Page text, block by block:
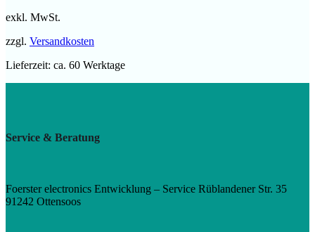
exkl. MwSt.
zzgl. Versandkosten
Lieferzeit: ca. 60 Werktage
Service & Beratung
Foerster electronics Entwicklung – Service Rüblandener Str. 35
91242 Ottensoos